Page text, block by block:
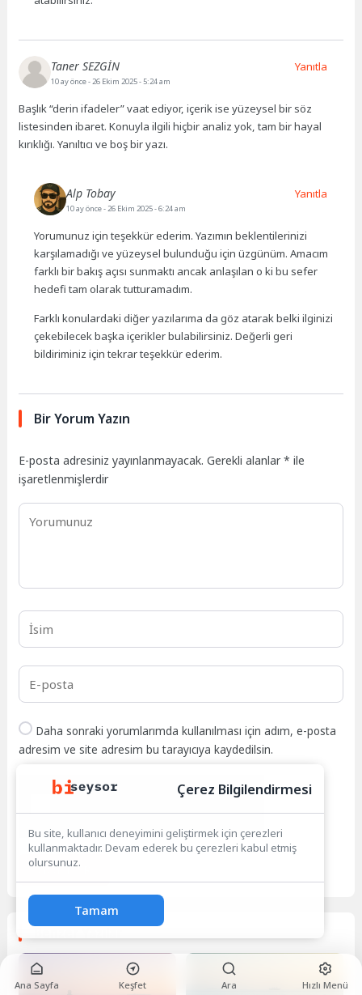
Taner SEZGİN
10 ay önce- 26 Ekim 2025 - 5:24 am
Başlık “derin ifadeler” vaat ediyor, içerik ise yüzeysel bir söz
listesinden ibaret. Konuyla ilgili hiçbir analiz yok, tam bir hayal
kırıklığı. Yanıltıcı ve boş bir yazı.
Yanıtla
Alp Tobay
10 ay önce- 26 Ekim 2025 - 6:24 am
Yorumunuz için teşekkür ederim. Yazımın beklentilerinizi
karşılamadığı ve yüzeysel bulunduğu için üzgünüm. Amacım
farklı bir bakış açısı sunmaktı ancak anlaşılan o ki bu sefer
hedefi tam olarak tutturamadım.
Farklı konulardaki diğer yazılarıma da göz atarak belki ilginizi
çekebilecek başka içerikler bulabilirsiniz. Değerli geri
bildiriminiz için tekrar teşekkür ederim.
Yanıtla
Bir Yorum Yazın
E-posta adresiniz yayınlanmayacak. Gerekli alanlar* ile
işaretlenmişlerdir
Daha sonraki yorumlarımda kullanılması için adım, e-posta
adresim ve site adresim bu tarayıcıya kaydedilsin.
GÖNDER
Ana Sayfa Keşfet Ara Hızlı Menü
Çerez Bilgilendirmesi
Bu site, kullanıcı deneyimini geliştirmek için çerezleri
kullanmaktadır. Devam ederek bu çerezleri kabul etmiş
olursunuz.
Tamam